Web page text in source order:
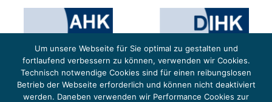
Um unsere Webseite für Sie optimal zu gestalten und
fortlaufend verbessern zu können, verwenden wir Cookies.
Technisch notwendige Cookies sind für einen reibungslosen
Betrieb der Webseite erforderlich und können nicht deaktiviert
werden. Daneben verwenden wir Performance Cookies zur